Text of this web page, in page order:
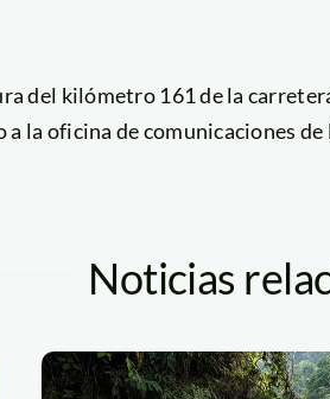
del kilómetro 161 de la
la oficina de comunicaciones de
Noticias